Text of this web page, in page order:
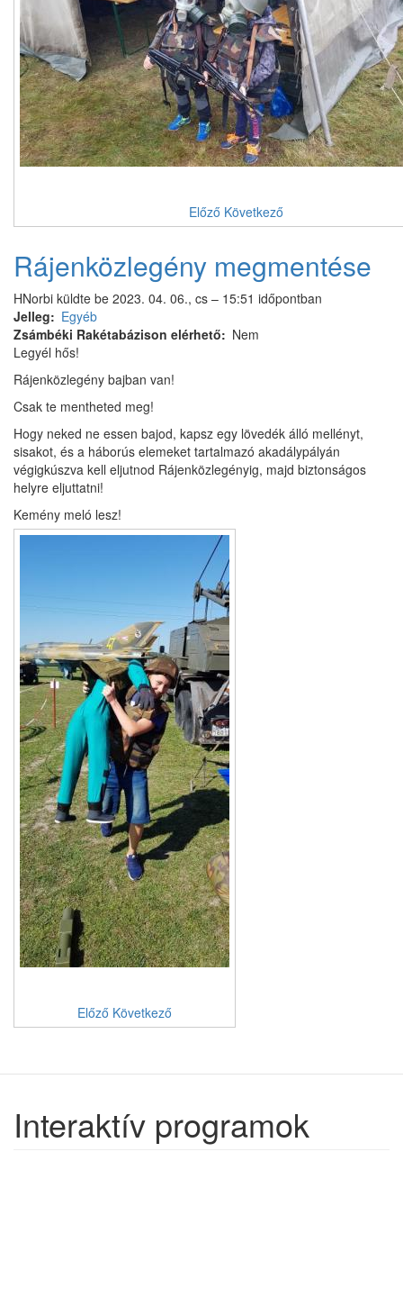
Előző Következő
Rájenközlegény megmentése
HNorbi küldte be 2023. 04. 06., cs – 15:51 időpontban
Jelleg
Egyéb
Zsámbéki Rakétabázison elérhető
Nem
Legyél hős!
Rájenközlegény bajban van!
Csak te mentheted meg!
Hogy neked ne essen bajod, kapsz egy lövedék álló mellényt,
sisakot, és a háborús elemeket tartalmazó akadálypályán
végigkúszva kell eljutnod Rájenközlegényig, majd biztonságos
helyre eljuttatni!
Kemény meló lesz!
Képek
Előző Következő
Interaktív programok